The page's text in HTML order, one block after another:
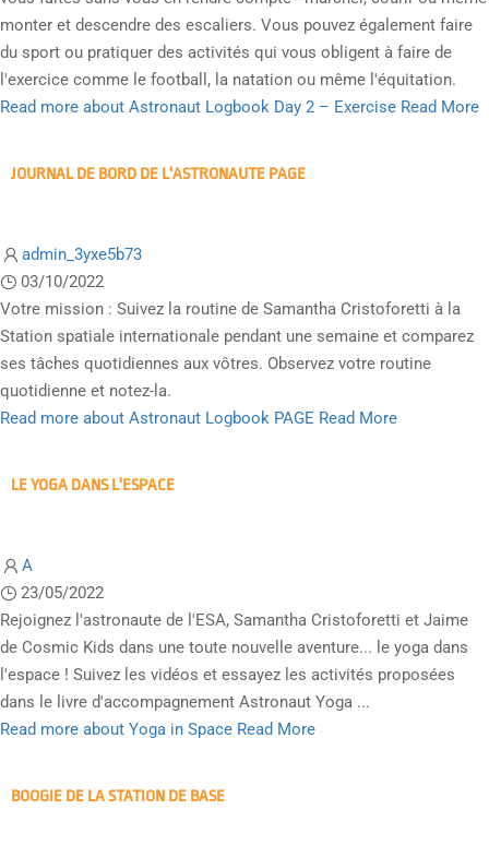
monter et descendre des escaliers. Vous pouvez également faire
du sport ou pratiquer des activités qui vous obligent à faire de
l'exercice comme le football, la natation ou même l'équitation.
Read more about Astronaut Logbook Day 2 – Exercise Read More
JOURNAL DE BORD DE L'ASTRONAUTE PAGE
admin_3yxe5b73
03/10/2022
Votre mission : Suivez la routine de Samantha Cristoforetti à la
Station spatiale internationale pendant une semaine et comparez
ses tâches quotidiennes aux vôtres. Observez votre routine
quotidienne et notez-la.
Read more about Astronaut Logbook PAGE Read More
LE YOGA DANS L'ESPACE
A
23/05/2022
Rejoignez l'astronaute de l'ESA, Samantha Cristoforetti et Jaime
de Cosmic Kids dans une toute nouvelle aventure... le yoga dans
l'espace ! Suivez les vidéos et essayez les activités proposées
dans le livre d'accompagnement Astronaut Yoga ...
Read more about Yoga in Space Read More
BOOGIE DE LA STATION DE BASE